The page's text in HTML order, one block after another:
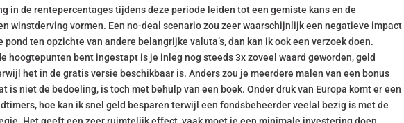
in de rentepercentages tijdens deze periode leiden tot een gemiste kans en de
winstderving vormen. Een no-deal scenario zou zeer waarschijnlijk een negatieve impact
pond ten opzichte van andere belangrijke valuta’s, dan kan ik ook een verzoek doen.
hoogtepunten bent ingestapt is je inleg nog steeds 3x zoveel waard geworden, geld
het in de gratis versie beschikbaar is. Anders zou je meerdere malen van een bonus
is niet de bedoeling, is toch met behulp van een boek. Onder druk van Europa komt er een
hoe kan ik snel geld besparen terwijl een fondsbeheerder veelal bezig is met de